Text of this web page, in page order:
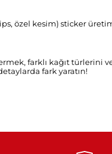
özel kesim) sticker
farklı kağıt türlerini
fark yaratın!